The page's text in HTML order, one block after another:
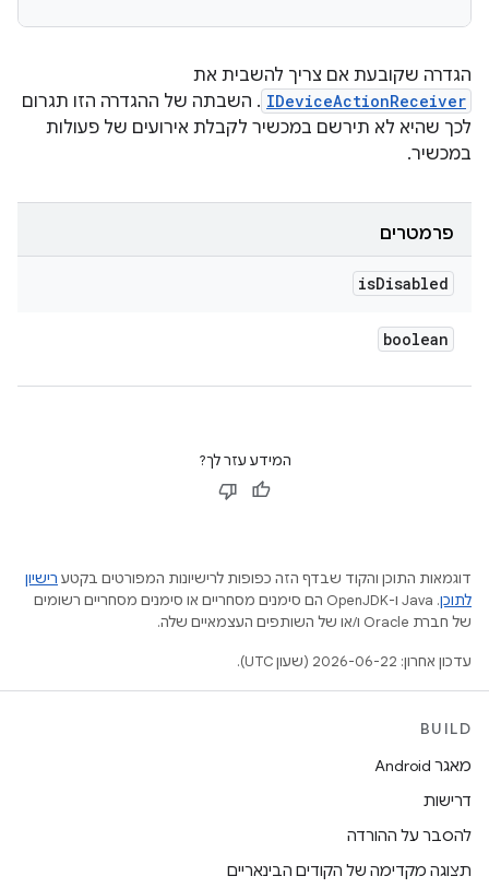
הגדרה שקובעת אם צריך להשבית את
IDeviceActionReceiver . השבתה של ההגדרה הזו תגרום
לכך שהיא לא תירשם במכשיר לקבלת אירועים של פעולות
במכשיר.
פרמטרים
isDisabled
boolean
המידע עזר לך?
דוגמאות התוכן והקוד שבדף הזה כפופות לרישיונות המפורטים בקטע רישיון
לתוכן
.‏ Java ו-OpenJDK הם סימנים מסחריים או סימנים מסחריים רשומים
של חברת Oracle ו/או של השותפים העצמאיים שלה.
עדכון אחרון: 2026-06-22 (שעון UTC).
BUILD
מאגר Android
דרישות
להסבר על ההורדה
תצוגה מקדימה של הקודים הבינאריים